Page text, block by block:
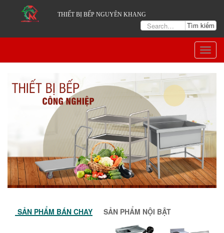
THIẾT BỊ BẾP NGUYÊN KHANG
SẢN PHẨM BÁN CHẠY SẢN PHẨM NỘI BẬT